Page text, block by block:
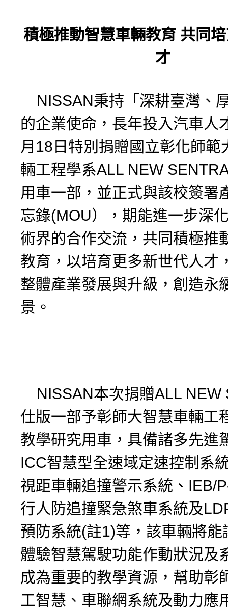
積極推動智慧車輛教育 共同
才
NISSAN秉持「深耕臺灣、
的企業使命，長年投入汽車人
月18日特別捐贈國立彰化師範
輛工程學系ALL NEW
用車一部，並正式與該校簽署
忘錄(MOU），期能進一步深
術界的合作交流，共同積極推
教育，以培育更多新世代人才
整體產業發展與升級，創造永
景。
NISSAN本次捐贈ALL NEW
仕版一部予彰師大智慧車輛工
教學研究用車，具備諸多先進
ICC智慧型全速域定速控制系
視距車輛追撞警示系統、IEB/
行人防追撞緊急煞車系統及
預防系統(註1)等，該車輛將能
體驗智慧駕駛功能作動狀況及
成為重要的教學資源，幫助彰
工智慧、車聯網系統及動力應